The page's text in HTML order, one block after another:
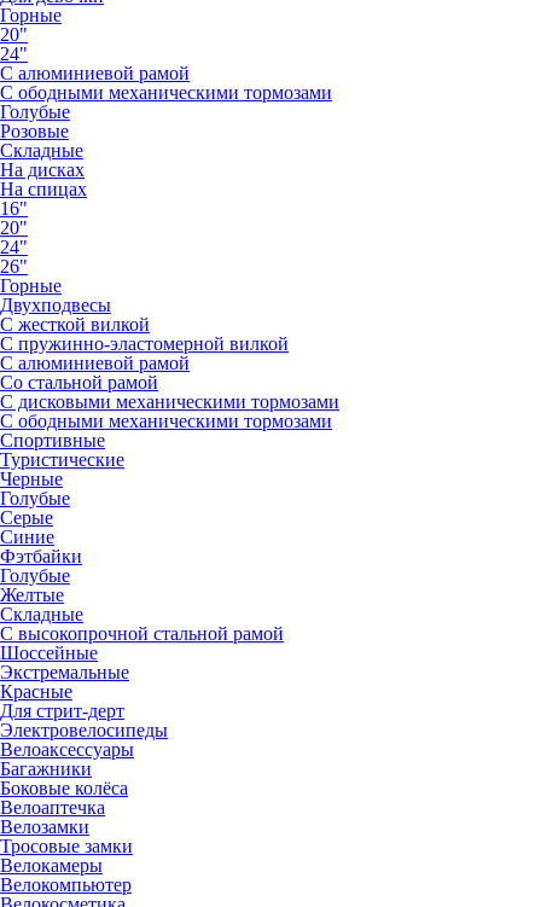
Горные
20"
24"
С алюминиевой рамой
С ободными механическими тормозами
Голубые
Розовые
Складные
На дисках
На спицах
16"
20"
24"
26"
Горные
Двухподвесы
С жесткой вилкой
С пружинно-эластомерной вилкой
С алюминиевой рамой
Со стальной рамой
С дисковыми механическими тормозами
С ободными механическими тормозами
Спортивные
Туристические
Черные
Голубые
Серые
Синие
Фэтбайки
Голубые
Желтые
Складные
С высокопрочной стальной рамой
Шоссейные
Экстремальные
Красные
Для стрит-дерт
Электровелосипеды
Велоаксессуары
Багажники
Боковые колёса
Велоаптечка
Велозамки
Тросовые замки
Велокамеры
Велокомпьютер